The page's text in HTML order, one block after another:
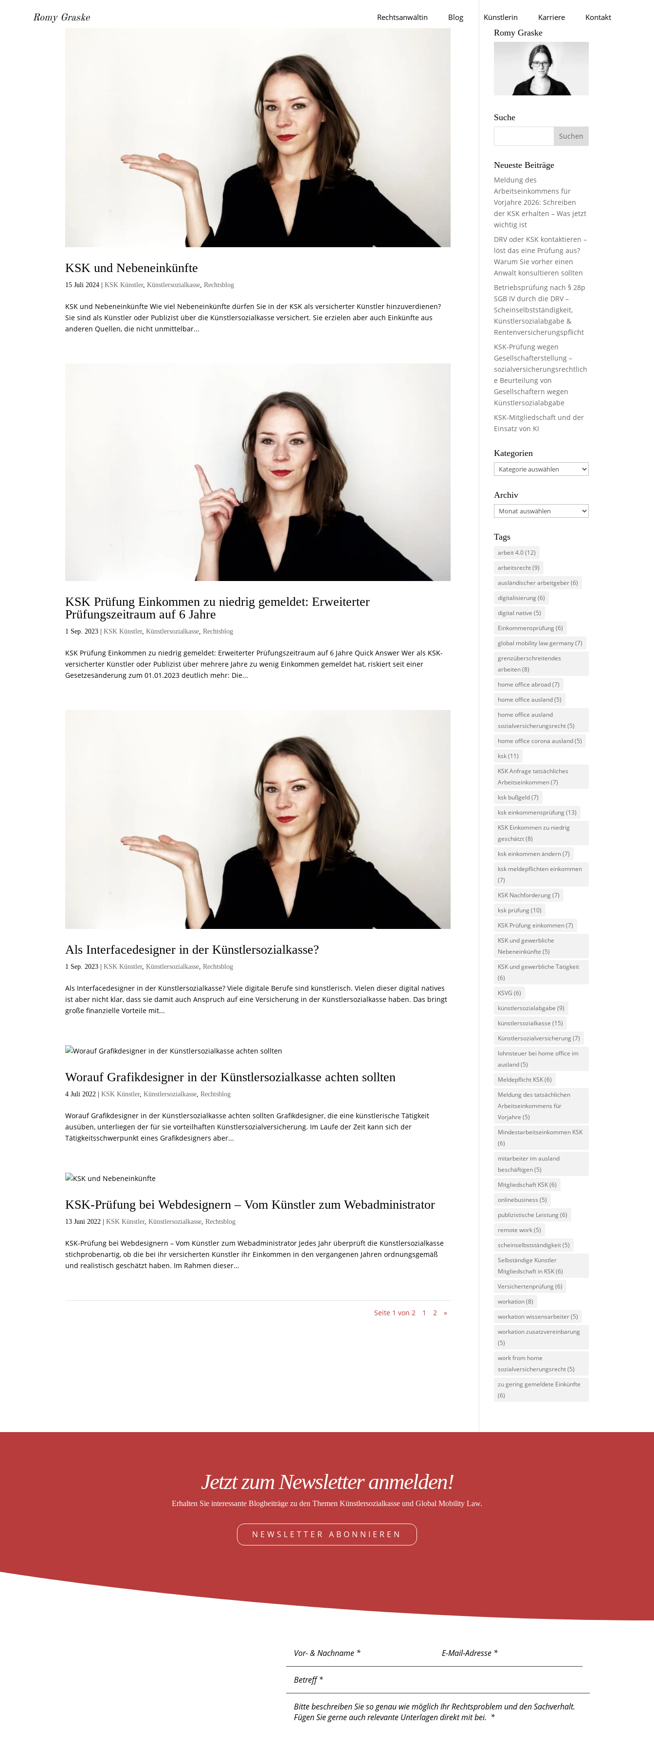
Romy Graske Rechtsanwältin Blog Künstlerin Karriere Kontakt
KSK und Nebeneinkünfte
15 Juli 2024 |KSK Künstler,Künstlersozialkasse ,Rechtsblog
KSK und Nebeneinkünfte Wie viel Nebeneinkünfte dürfen Sie in der KSK als versicherter Künstler hinzuverdienen?
Sie sind als Künstler oder Publizist über die Künstlersozialkasse versichert. Sie erzielen aber auch Einkünfte aus
anderen Quellen, die nicht unmittelbar...
KSK Prüfung Einkommen zu niedrig gemeldet: Erweiterter
Prüfungszeitraum auf 6 Jahre
1 Sep. 2023 |KSK Künstler,Künstlersozialkasse,Rechtsblog
KSK Prüfung Einkommen zu niedrig gemeldet: Erweiterter Prüfungszeitraum auf 6 Jahre Quick Answer Wer als KSK-
versicherter Künstler oder Publizist über mehrere Jahre zu wenig Einkommen gemeldet hat, riskiert seit einer
Gesetzesänderung zum 01.01.2023 deutlich mehr: Die...
Als Interfacedesigner in der Künstlersozialkasse?
1 Sep. 2023 |KSK Künstler,Künstlersozialkasse,Rechtsblog
Als Interfacedesigner in der Künstlersozialkasse? Viele digitale Berufe sind künstlerisch. Vielen dieser digital natives
ist aber nicht klar, dass sie damit auch Anspruch auf eine Versicherung in der Künstlersozialkasse haben. Das bringt
große finanzielle Vorteile mit...
Worauf Grafikdesigner in der Künstlersozialkasse achten sollten
4 Juli 2022 |KSK Künstler,Künstlersozialkasse,Rechtsblog
Worauf Grafikdesigner in der Künstlersozialkasse achten sollten Grafikdesigner, die eine künstlerische Tätigkeit
ausüben, unterliegen der für sie vorteilhaften Künstlersozialversicherung. Im Laufe der Zeit kann sich der
Tätigkeitsschwerpunkt eines Grafikdesigners aber...
KSK-Prüfung bei Webdesignern – Vom Künstler zum Webadministrator
13 Juni 2022 |KSK Künstler,Künstlersozialkasse,Rechtsblog
KSK-Prüfung bei Webdesignern – Vom Künstler zum Webadministrator Jedes Jahr überprüft die Künstlersozialkasse
stichprobenartig, ob die bei ihr versicherten Künstler ihr Einkommen in den vergangenen Jahren ordnungsgemäß
und realistisch geschätzt haben. Im Rahmen dieser...
Seite 1 von 2 1 2 »
Romy Graske
Suche
Neueste Beiträge
Meldung des
Arbeitseinkommens für
Vorjahre 2026: Schreiben
der KSK erhalten – Was jetzt
wichtig ist
DRV oder KSK kontaktieren –
löst das eine Prüfung aus?
Warum Sie vorher einen
Anwalt konsultieren sollten
Betriebsprüfung nach § 28p
SGB IV durch die DRV –
Scheinselbstständigkeit,
Künstlersozialabgabe &
Rentenversicherungspflicht
KSK-Prüfung wegen
Gesellschafterstellung –
sozialversicherungsrechtlich
e Beurteilung von
Gesellschaftern wegen
Künstlersozialabgabe
KSK-Mitgliedschaft und der
Einsatz von KI
Kategorien
Kategorien
Archiv
Archiv
Tags
arbeit 4.0(12)
arbeitsrecht(9)
ausländischer arbeitgeber(6)
digitalisierung(6)
digital native (5)
Einkommensprüfung(6)
global mobility law germany(7)
grenzüberschreitendes
arbeiten(8)
home office abroad(7)
home office ausland(5)
home office ausland
sozialversicherungsrecht(5)
home office corona ausland(5)
ksk(11)
KSK Anfrage tatsächliches
Arbeitseinkommen(7)
ksk bußgeld(7)
ksk einkommensprüfung(13)
KSK Einkommen zu niedrig
geschätzt(8)
ksk einkommen ändern(7)
ksk meldepflichten einkommen
(7)
KSK Nachforderung(7)
ksk prüfung(10)
KSK Prüfung einkommen(7)
KSK und gewerbliche
Nebeneinkünfte (5)
KSK und gewerbliche Tätigkeit
(6)
KSVG (6)
künstlersozialabgabe (9)
künstlersozialkasse (15)
Künstlersozialversicherung(7)
lohnsteuer bei home office im
ausland(5)
Meldepflicht KSK(6)
Meldung des tatsächlichen
Arbeitseinkommens für
Vorjahre (5)
Mindestarbeitseinkommen KSK
(6)
mitarbeiter im ausland
beschäftigen(5)
Mitgliedschaft KSK(6)
onlinebusiness (5)
publizistische Leistung(6)
remote work(5)
scheinselbstständigkeit(5)
Selbständige Künstler
Mitgliedschaft in KSK(6)
Versichertenprüfung(6)
workation(8)
workation wissensarbeiter(5)
workation zusatzvereinbarung
(5)
work from home
sozialversicherungsrecht(5)
zu gering gemeldete Einkünfte
(6)
Jetzt zum Newsletter anmelden!
Erhalten Sie interessante Blogbeiträge zu den Themen Künstlersozialkasse und Global Mobility Law.
NEWSLETTER ABONNIEREN